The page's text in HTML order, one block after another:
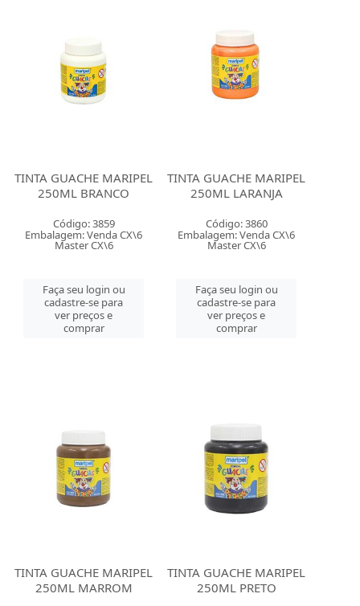
TINTA GUACHE MARIPEL
250ML BRANCO
Código: 3859
Embalagem: Venda CX\6
Master CX\6
Faça seu login ou
cadastre-se para
ver preços e
comprar
TINTA GUACHE MARIPEL
250ML LARANJA
Código: 3860
Embalagem: Venda CX\6
Master CX\6
Faça seu login ou
cadastre-se para
ver preços e
comprar
TINTA GUACHE MARIPEL
250ML MARROM
TINTA GUACHE MARIPEL
250ML PRETO